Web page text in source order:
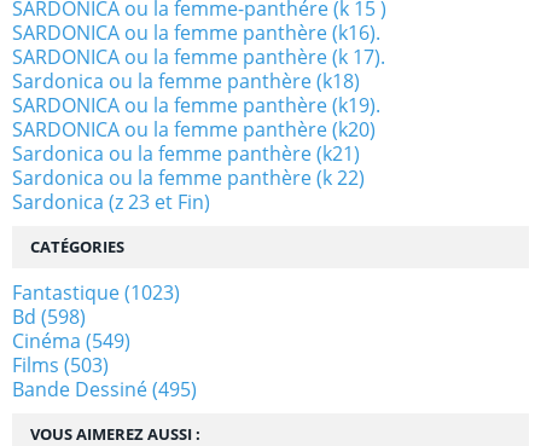
VOUS AIMEREZ AUSSI :
SARDONICA ou la femme-panthére (k 15 )
SARDONICA ou la femme panthère (k16).
SARDONICA ou la femme panthère (k 17).
Sardonica ou la femme panthère (k18)
SARDONICA ou la femme panthère (k19).
SARDONICA ou la femme panthère (k20)
Sardonica ou la femme panthère (k21)
Sardonica ou la femme panthère (k 22)
Sardonica (z 23 et Fin)
CATÉGORIES
Fantastique(1023)
Bd (598)
Cinéma (549)
Films (503)
Bande Dessiné(495)